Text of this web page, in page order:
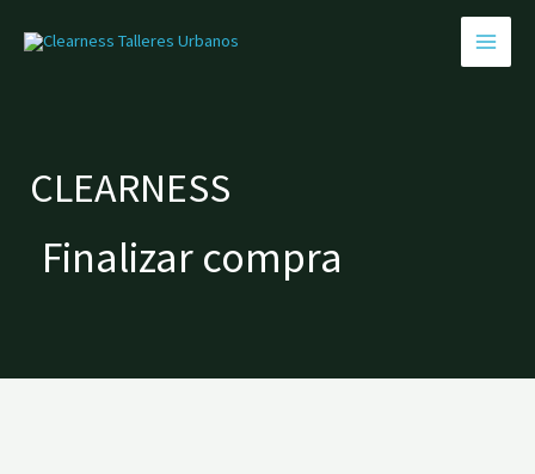
CLEARNESS
Finalizar compra